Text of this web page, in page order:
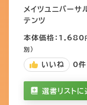
メイツユニバーサ
テンツ
本体価格：1,680
別）
いいね 0件
選書リストに